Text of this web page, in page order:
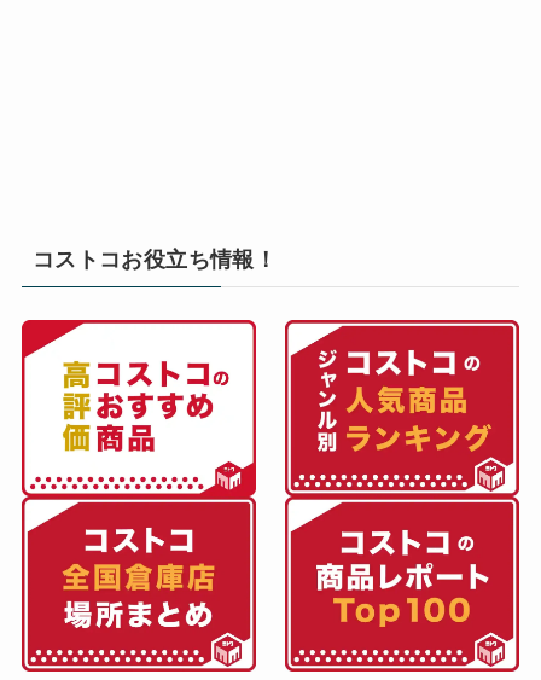
コストコお役立ち情報！